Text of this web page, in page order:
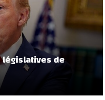
législatives de